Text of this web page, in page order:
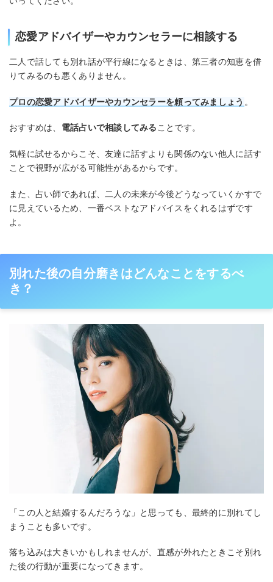
恋愛アドバイザーやカウンセラーに相談する
二人で話しても別れ話が平行線になるときは、第三者の知恵を借
りてみるのも悪くありません。
プロの恋愛アドバイザーやカウンセラーを頼ってみましょう 。
おすすめは、 電話占いで相談してみることです。
気軽に試せるからこそ、友達に話すよりも関係のない他人に話す
ことで視野が広がる可能性があるからです。
また、占い師であれば、二人の未来が今後どうなっていくかすで
に見えているため、一番ベストなアドバイスをくれるはずです
よ。
別れた後の自分磨きはどんなことをするべ
き？
「この人と結婚するんだろうな」と思っても、最終的に別れてし
まうことも多いです。
落ち込みは大きいかもしれませんが、直感が外れたときこそ別れ
た後の行動が重要になってきます。